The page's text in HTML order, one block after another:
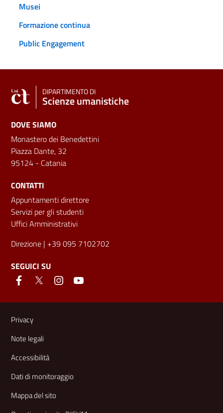
Musei
Formazione continua
Public Engagement
DIPARTIMENTO DI
Scienze umanistiche
DOVE SIAMO
Monastero dei Benedettini
Piazza Dante, 32
95124 - Catania
CONTATTI
Appuntamenti direttore
Servizi per gli studenti
Uffici Amministrativi
Direzione | +39 095 7102702
SEGUICI SU
Link e informazioni utili
Privacy
Note legali
Accessibilità
Dati di monitoraggio
Mappa del sito